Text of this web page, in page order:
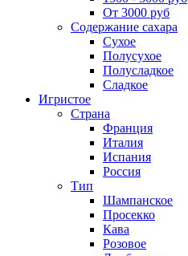
От 3000 руб
Содержание сахара
Сухое
Полусухое
Полусладкое
Сладкое
Игристое
Страна
Франция
Италия
Испания
Россия
Тип
Шампанское
Просекко
Кава
Розовое